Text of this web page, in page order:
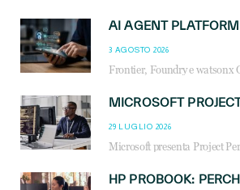
3 AGOSTO 2026
29 LUGLIO 2026